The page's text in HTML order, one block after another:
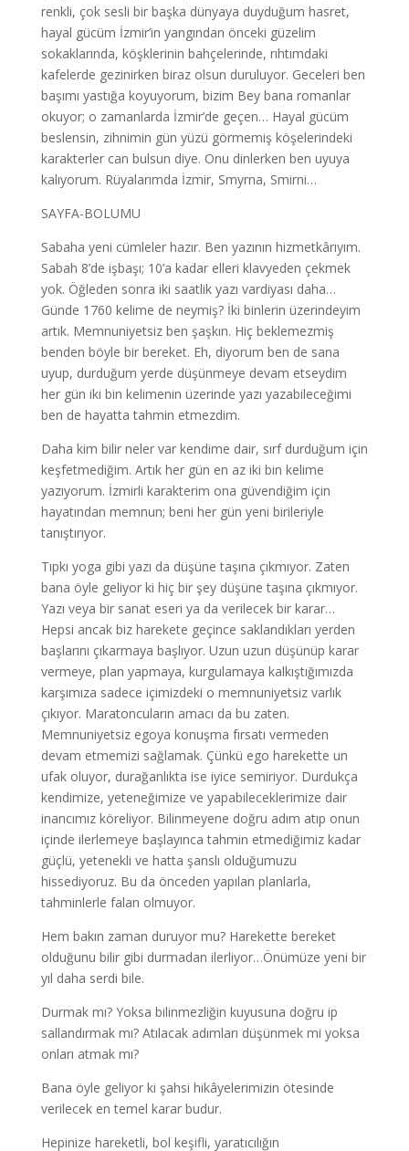
renkli, çok sesli bir başka dünyaya duyduğum hasret,
hayal gücüm İzmir’in yangından önceki güzelim
sokaklarında, köşklerinin bahçelerinde, rıhtımdaki
kafelerde gezinirken biraz olsun duruluyor. Geceleri ben
başımı yastığa koyuyorum, bizim Bey bana romanlar
okuyor; o zamanlarda İzmir’de geçen… Hayal gücüm
beslensin, zihnimin gün yüzü görmemiş köşelerindeki
karakterler can bulsun diye. Onu dinlerken ben uyuya
kalıyorum. Rüyalarımda İzmir, Smyrna, Smirni…
SAYFA-BOLUMU
Sabaha yeni cümleler hazır. Ben yazının hizmetkârıyım.
Sabah 8’de işbaşı; 10’a kadar elleri klavyeden çekmek
yok. Öğleden sonra iki saatlik yazı vardiyası daha…
Günde 1760 kelime de neymiş? İki binlerin üzerindeyim
artık. Memnuniyetsiz ben şaşkın. Hiç beklemezmiş
benden böyle bir bereket. Eh, diyorum ben de sana
uyup, durduğum yerde düşünmeye devam etseydim
her gün iki bin kelimenin üzerinde yazı yazabileceğimi
ben de hayatta tahmin etmezdim.
Daha kim bilir neler var kendime dair, sırf durduğum için
keşfetmediğim. Artık her gün en az iki bin kelime
yazıyorum. İzmirli karakterim ona güvendiğim için
hayatından memnun; beni her gün yeni birileriyle
tanıştırıyor.
Tıpkı yoga gibi yazı da düşüne taşına çıkmıyor. Zaten
bana öyle geliyor ki hiç bir şey düşüne taşına çıkmıyor.
Yazı veya bir sanat eseri ya da verilecek bir karar…
Hepsi ancak biz harekete geçince saklandıkları yerden
başlarını çıkarmaya başlıyor. Uzun uzun düşünüp karar
vermeye, plan yapmaya, kurgulamaya kalkıştığımızda
karşımıza sadece içimizdeki o memnuniyetsiz varlık
çıkıyor. Maratoncuların amacı da bu zaten.
Memnuniyetsiz egoya konuşma fırsatı vermeden
devam etmemizi sağlamak. Çünkü ego harekette un
ufak oluyor, durağanlıkta ise iyice semiriyor. Durdukça
kendimize, yeteneğimize ve yapabileceklerimize dair
inancımız köreliyor. Bilinmeyene doğru adım atıp onun
içinde ilerlemeye başlayınca tahmin etmediğimiz kadar
güçlü, yetenekli ve hatta şanslı olduğumuzu
hissediyoruz. Bu da önceden yapılan planlarla,
tahminlerle falan olmuyor.
Hem bakın zaman duruyor mu? Harekette bereket
olduğunu bilir gibi durmadan ilerliyor…Önümüze yeni bir
yıl daha serdi bile.
Durmak mı? Yoksa bilinmezliğin kuyusuna doğru ip
sallandırmak mı? Atılacak adımları düşünmek mi yoksa
onları atmak mı?
Bana öyle geliyor ki şahsi hikâyelerimizin ötesinde
verilecek en temel karar budur.
Hepinize hareketli, bol keşifli, yaratıcılığın